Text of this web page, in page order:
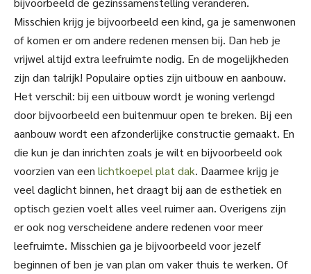
Misschien krijg je bijvoorbeeld een kind, ga je samenwonen
of komen er om andere redenen mensen bij. Dan heb je
vrijwel altijd extra leefruimte nodig. En de mogelijkheden
zijn dan talrijk! Populaire opties zijn uitbouw en aanbouw.
Het verschil: bij een uitbouw wordt je woning verlengd
door bijvoorbeeld een buitenmuur open te breken. Bij een
aanbouw wordt een afzonderlijke constructie gemaakt. En
die kun je dan inrichten zoals je wilt en bijvoorbeeld ook
voorzien van een lichtkoepel plat dak. Daarmee krijg je
veel daglicht binnen, het draagt bij aan de esthetiek en
optisch gezien voelt alles veel ruimer aan. Overigens zijn
er ook nog verscheidene andere redenen voor meer
leefruimte. Misschien ga je bijvoorbeeld voor jezelf
beginnen of ben je van plan om vaker thuis te werken. Of